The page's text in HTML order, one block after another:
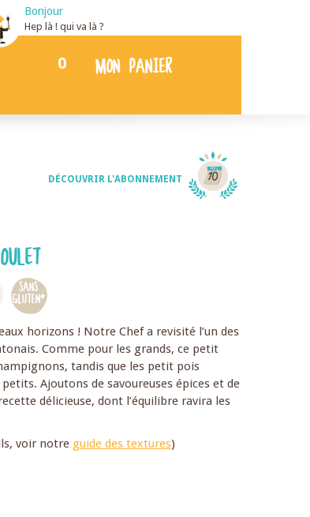
Bonjour
Hep là ! qui va là ?
0 MON PANIER
DÉCOUVRIR L'ABONNEMENT
SANS
GLUTEN*
horizons ! Notre Chef a revisité l’un des
Comme pour les grands, ce petit
tandis que les petit pois
Ajoutons de savoureuses épices et de
délicieuse, dont l’équilibre ravira les
voir notre guide des textures)